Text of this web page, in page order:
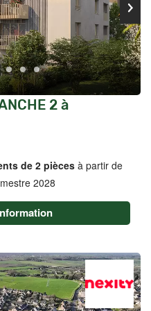
2 à
de 2 pièces à partir de
2028